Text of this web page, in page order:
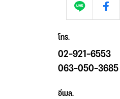
โทร.
02-921-6553
063-050-3685
อีเมล.